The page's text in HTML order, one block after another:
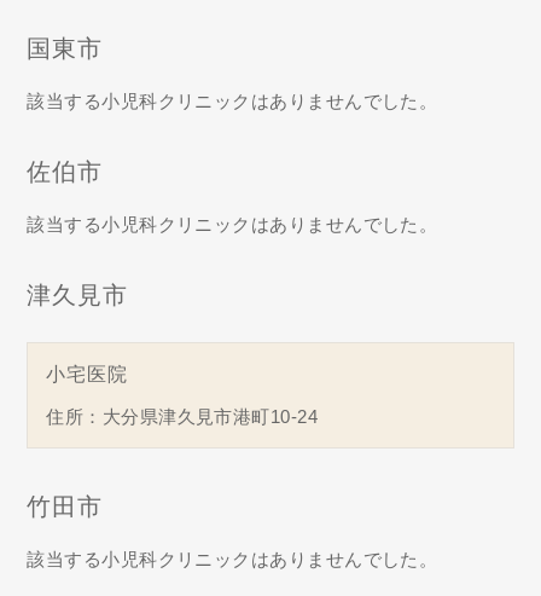
国東市
該当する小児科クリニックはありませんでした。
佐伯市
該当する小児科クリニックはありませんでした。
津久見市
小宅医院
住所：大分県津久見市港町10-24
竹田市
該当する小児科クリニックはありませんでした。